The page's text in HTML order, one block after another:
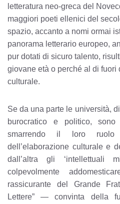
letteratura neo-greca del
maggiori poeti ellenici del
spazio, accanto a nomi ormai
panorama letterario europeo,
pur dotati di sicuro talento,
giovane età o perché al di fuori
culturale.
Se da una parte le università,
burocratico e politico, sono
smarrendo il loro ruolo
dell’elaborazione culturale e
dall’altra gli ‘intellettuali
colpevolmente
rassicurante del Grande
Lettere” — convinta della